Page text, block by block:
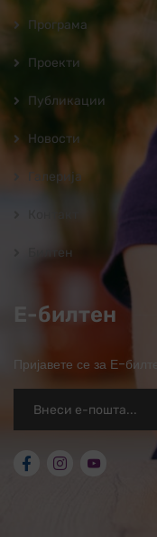
Програмa
Проекти
Публикации
Новости
Галерија
Билтен
Е-билтен
Пријавете се за Е-билтен